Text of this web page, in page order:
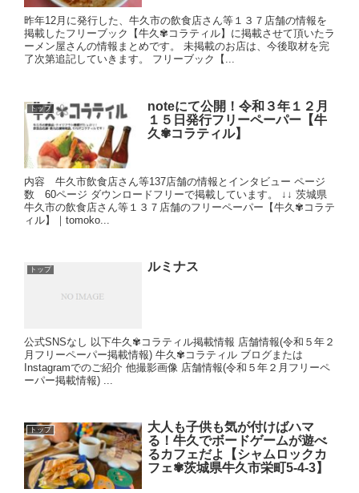
昨年12月に発行した、牛久市の飲食店さん等１３７店舗の情報を
掲載したフリーブック【牛久✾コラティル】に掲載させて頂いたラ
ーメン屋さんの情報まとめです。 未掲載のお店は、今後取材を完
了次第追記していきます。 フリーブック【...
トップ
noteにて公開！令和３年１２月
１５日発行フリーペーパー【牛
久✾コラティル】
内容 牛久市飲食店さん等137店舗の情報とインタビュー ページ
数 60ページ ダウンロードフリーで掲載しています。 ↓↓ 茨城県
牛久市の飲食店さん等１３７店舗のフリーペーパー【牛久✾コラテ
ィル】｜tomoko...
トップ ルミナス
公式SNSなし 以下牛久✾コラティル掲載情報 店舗情報(令和５年２
月フリーペーパー掲載情報) 牛久✾コラティル ブログまたは
Instagramでのご紹介 他撮影画像 店舗情報(令和５年２月フリーペ
ーパー掲載情報) ...
トップ
大人も子供も気が付けばハマ
る！牛久でボードゲームが遊べ
るカフェだよ【シャムロックカ
フェ✾茨城県牛久市栄町5-4-3】